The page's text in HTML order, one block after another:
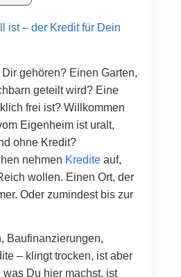
ist – der Kredit für Dein
gehören? Einen Garten,
geteilt wird? Eine
frei ist? Willkommen
Eigenheim ist uralt,
ohne Kredit?
nehmen Kredite auf,
wollen. Einen Ort, der
Oder zumindest bis zur
Baufinanzierungen,
– klingt trocken, ist aber
Du hier machst, ist